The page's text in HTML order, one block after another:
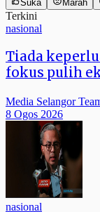
Suka Marah
Terkini
nasional
Tiada
fokus pulih
Media Selangor
8 Ogos 2026
nasional